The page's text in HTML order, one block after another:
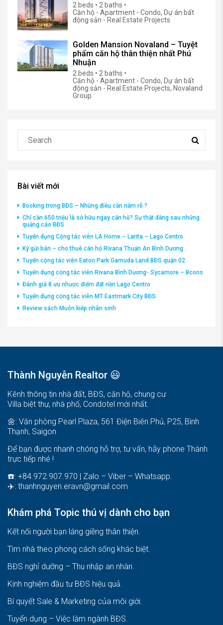
2 beds • 2 baths •
Căn hộ - Apartment - Condo, Dự án bất
động sản - Real Estate Projects
Golden Mansion Novaland – Tuyệt
phẩm căn hộ thân thiện nhất Phú
Nhuận
2 beds • 2 baths •
Căn hộ - Apartment - Condo, Dự án bất
động sản - Real Estate Projects, Novaland
Group
Bài viết mới
Booking trong BĐS – Những điều cần nắm rõ ?
Chỉ cần 650 triệu là sở hữu ngay căn hộ? Sự thật đằng sau những
quảng cáo BĐS
Tuyển dụng Cộng tác viên LA Home – Larita – Lago Centro
Ký gửi bán – cho thuê căn hộ Rivana Thuận An Bình Dương
Tuyển cộng tác viên Eaton Park Gamuda Land BĐS quận 02
Tuyển dụng cộng tác viên Rivana Bình Dương- Sycamore – Bcons
Đánh giá 8 ưu nhược điểm đất nền Lago Centro
Tuyển dụng cộng tác viên MT Eastmark City BĐS
Review sách Muôn kiếp nhân sinh
Thành Nguyễn Realtor 😃
Kênh thông tin nhà đất, BĐS, căn hộ, chung cư
Villa biệt thự, nhà phố, Condotel mới nhất.
🌼: Văn phòng Pearl Plaza, 561 Điện Biên Phủ, P25, Bình
Thạnh, Saigon
Để bạn được nhanh chóng hỗ trợ, tư vấn, hãy phone Thành
trực tiếp nhé !
☎️: +84.972.907.970 | Zalo – Viber – Whatsapp.
✈️: thanhnguyen.eravn@gmail.com
Khám phá Topic thú vị dành cho bạn
Kết nối người bạn láng giềng thân thiện.
Tìm nhà theo phong cách sống khác biệt.
BĐS nghỉ dưỡng – Thu nhập an nhàn.
Kinh nghiệm đầu tư BĐS hiệu quả.
Bí quyết Sale & Marketing của môi giới.
Tuyển dụng – Việc làm ngành BĐS.